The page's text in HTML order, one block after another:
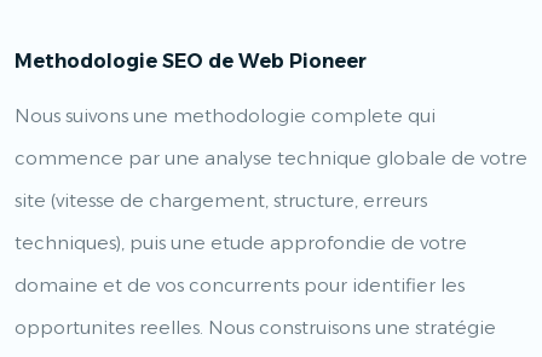
Methodologie SEO de Web Pioneer
Nous suivons une methodologie complete qui
commence par une analyse technique globale de votre
site (vitesse de chargement, structure, erreurs
techniques), puis une etude approfondie de votre
domaine et de vos concurrents pour identifier les
opportunites reelles. Nous construisons une stratégie